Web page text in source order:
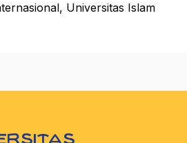
Universitas Islam